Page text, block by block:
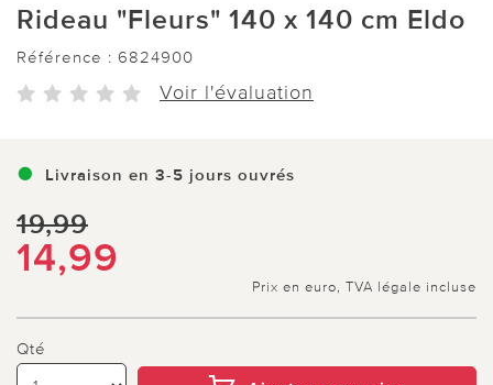
Rideau "Fleurs" 140 x 140 cm Eldo
Référence : 6824900
Voir l'évaluation
Livraison en 3-5 jours ouvrés
19,99
14,99
Prix en euro, TVA légale incluse
Qté